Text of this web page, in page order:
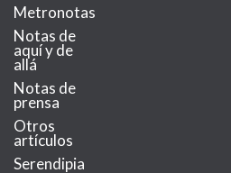
Metronotas
Notas de
aquí y de
allá
Notas de
prensa
Otros
artículos
Serendipia